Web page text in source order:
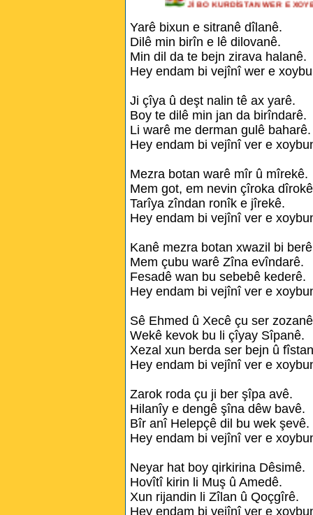
Jİ BO KURDİSTAN WER E
Yarê bixun e sitranê dîlanê.
Dilê min birîn e lê dilovanê.
Min dil da te bejn zirava halanê.
Hey endam bi vejînî wer e
Ji çîya û deşt nalin tê ax yarê.
Boy te dilê min jan da birîndarê.
Li warê me derman gulê baharê.
Hey endam bi vejînî ver e
Mezra botan warê mîr û mîrekê.
Mem got, em nevin çîroka
Tarîya zîndan ronîk e jîrekê.
Hey endam bi vejînî ver e
Kanê mezra botan xwazil bi
Mem çubu warê Zîna evîndarê.
Fesadê wan bu sebebê kederê.
Hey endam bi vejînî ver e
Sê Ehmed û Xecê çu ser
Wekê kevok bu li çîyay Sîpanê.
Xezal xun berda ser bejn û
Hey endam bi vejînî ver e
Zarok roda çu ji ber şîpa avê.
Hilanîy e dengê şîna dêw bavê.
Bîr anî Helepçê dil bu wek şevê.
Hey endam bi vejînî ver e
Neyar hat boy qirkirina Dêsimê.
Hovîtî kirin li Muş û Amedê.
Xun rijandin li Zîlan û Qoçgîrê.
Hey endam bi vejînî ver e